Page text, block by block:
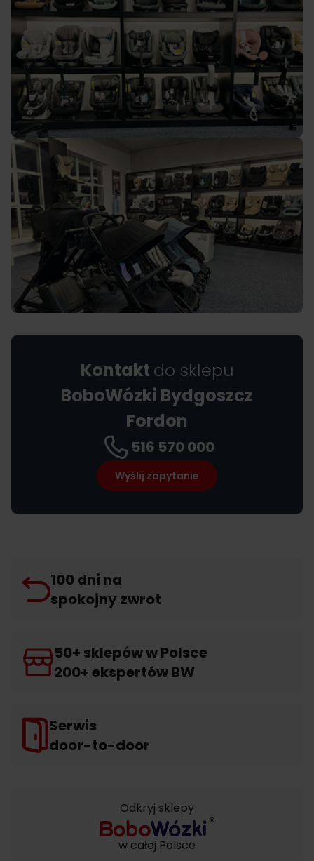
Kontakt do sklepu
BoboWózki Bydgoszcz
Fordon
516 570 000
Wyślij zapytanie
100 dni na
spokojny zwrot
50+ sklepów w Polsce
200+ ekspertów BW
Serwis
door-to-door
Odkryj sklepy
w całej Polsce